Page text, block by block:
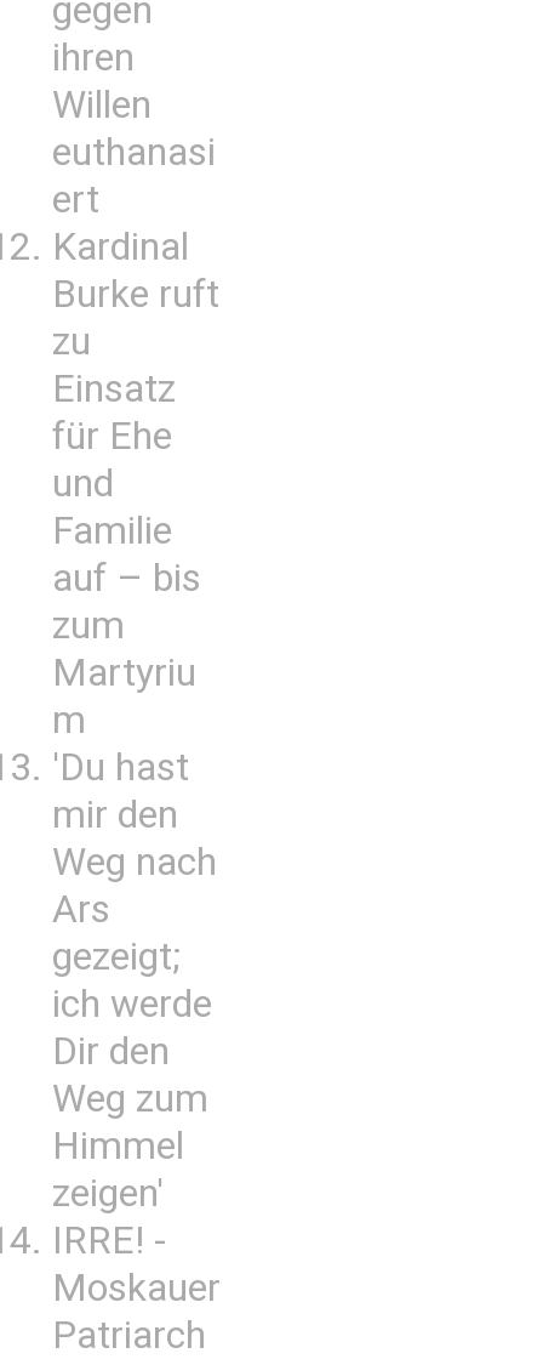
gegen
ihren
Willen
euthanasi
ert
Kardinal
Burke ruft
zu
Einsatz
für Ehe
und
Familie
auf – bis
zum
Martyriu
m
'Du hast
mir den
Weg nach
Ars
gezeigt;
ich werde
Dir den
Weg zum
Himmel
zeigen'
IRRE! -
Moskauer
Patriarch